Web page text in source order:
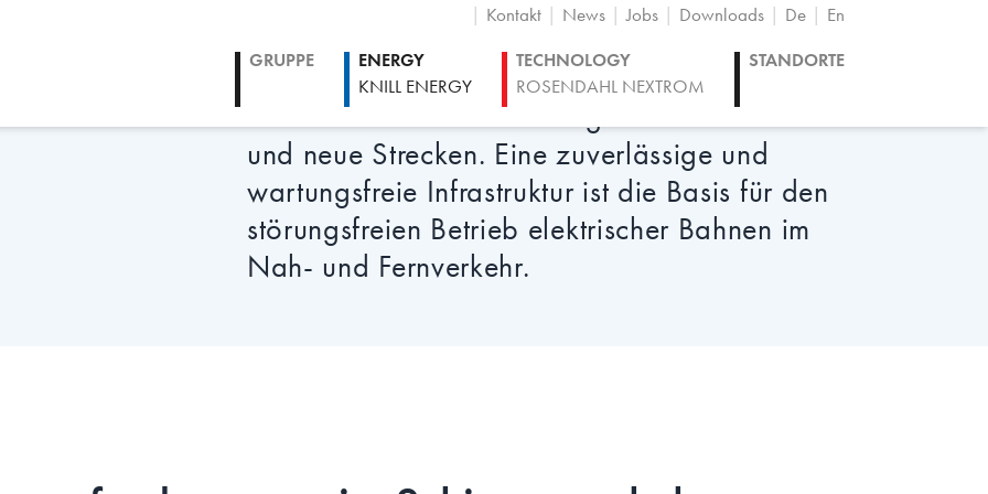
Kontakt News Jobs Downloads De En
GRUPPE ENERGY
KNILL ENERGY
TECHNOLOGY
ROSENDAHL NEXTROM
STANDORTE
Weltweit nimmt der Schienenverkehr stetig zu.
Dies stellt neue Anforderungen an bestehende
und neue Strecken. Eine zuverlässige und
wartungsfreie Infrastruktur ist die Basis für den
störungsfreien Betrieb elektrischer Bahnen im
Nah- und Fernverkehr.